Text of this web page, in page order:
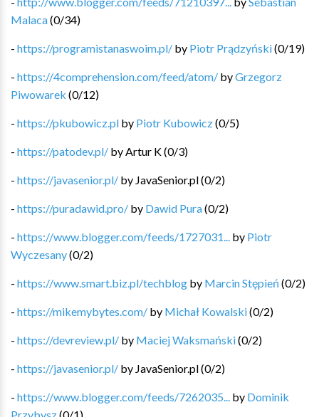
Malaca(0/34)
- https://programistanaswoim.pl/ by Piotr Prądzyński(0/19)
- https://4comprehension.com/feed/atom/ byGrzegorz
Piwowarek (0/12)
- https://pkubowicz.pl by Piotr Kubowicz(0/5)
- https://patodev.pl/ by Artur K(0/3)
- https://javasenior.pl/ by JavaSenior.pl(0/2)
- https://puradawid.pro/ by Dawid Pura(0/2)
- https://www.blogger.com/feeds/1727031... by Piotr
Wyczesany(0/2)
- https://www.smart.biz.pl/techblog by Marcin Stępień (0/2)
- https://mikemybytes.com/ by Michał Kowalski(0/2)
- https://devreview.pl/ by Maciej Waksmański(0/2)
- https://javasenior.pl/ by JavaSenior.pl(0/2)
- https://www.blogger.com/feeds/7262035... by Dominik
Przybysz(0/1)